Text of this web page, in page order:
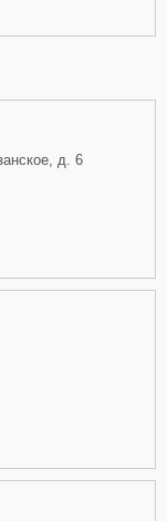
д. 6